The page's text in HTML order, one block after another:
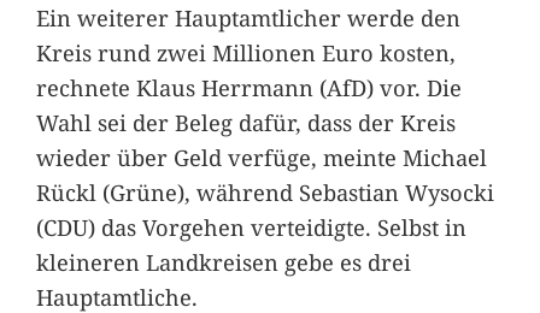
Ein weiterer Hauptamtlicher werde den
Kreis rund zwei Millionen Euro kosten,
rechnete Klaus Herrmann (AfD) vor. Die
Wahl sei der Beleg dafür, dass der Kreis
wieder über Geld verfüge, meinte Michael
Rückl (Grüne), während Sebastian Wysocki
(CDU) das Vorgehen verteidigte. Selbst in
kleineren Landkreisen gebe es drei
Hauptamtliche.